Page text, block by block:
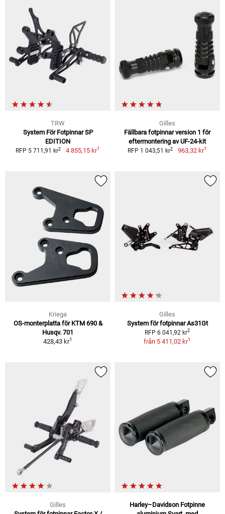
TRW
System För Fotpinnar SP
EDITION
RFP 5 711,91 kr2 4 855,15 kr1
Gilles
Fällbara fotpinnar version 1 för
eftermontering av UF-24-kit
RFP 1 043,51 kr2 963,32 kr1
Kriega
OS-monterplatta för KTM 690 &
Husqv. 701
428,43 kr1
Gilles
System för fotpinnar As31Gt
RFP 6 041,92 kr2
från 5 411,02 kr1
Gilles
Harley–Davidson Fotpinne